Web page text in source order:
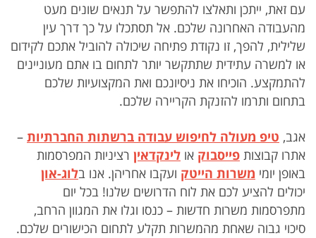
עם זאת, ייתכן ותאלצו להתפשר על תנאים שונים מעט
מהעבודה האחרונה שלכם. אל תסתכלו על כך דרך עין
שלילית, להפך, זו נקודת פתיחה שיכולה להוביל אתכם לקידום
או למשרה עתידית שתתקשר יותר לתחום בו אתם מעוניינים
להתמקצע. הוכיחו את ניסיונכם ואת המקצועיות שלכם
בתחום ותרמו להזנקת הקריירה שלכם.
אגב, טיפ מעולה לחיפוש עבודה ברשתות החברתיות –
אתרו קבוצות פייסבוק או לינקדאין רציניות המפרסמות
באופן יומי משרות הייטק ועקבו אחריהן. אנו בלוג-און
יכולים להציע לכם את לוח הדרושים שלנו! בכל יום
מתפרסמות משרות חדשות – כנסו וגלו את המגוון הרחב,
סיכוי גבוה שאחת מהמשרות תקלע לתחום הכישורים שלכם.